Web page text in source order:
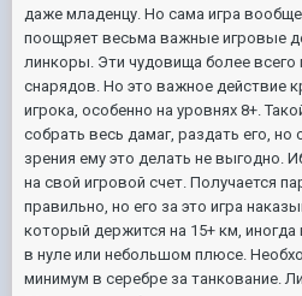
даже младенцу. Но сама игра вообще
поощряет весьма важные игровые
линкоры. Эти чудовища более
снарядов. Но это важное действие
игрока, особенно на уровнях 8+.
собрать весь дамаг, раздать его, но
зрения ему это делать не выгодно.
на свой игровой счет. Получается
правильно, но его за это игра
который держится на 15+ км, иногда
в нуле или небольшом плюсе.
минимум в серебре за танкование.